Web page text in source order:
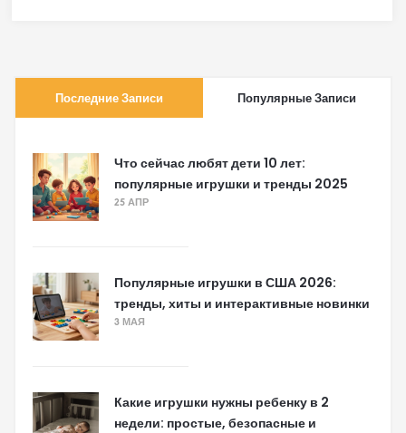
Последние Записи Популярные Записи
Что сейчас любят дети 10 лет:
популярные игрушки и тренды 2025
25 АПР
Популярные игрушки в США 2026:
тренды, хиты и интерактивные новинки
3 МАЯ
Какие игрушки нужны ребенку в 2
недели: простые, безопасные и